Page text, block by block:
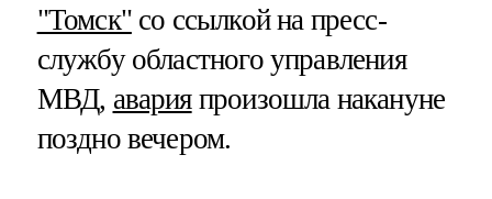
"Томск"со ссылкой на пресс-
службу областного управления
МВД, аварияпроизошла накануне
поздно вечером.